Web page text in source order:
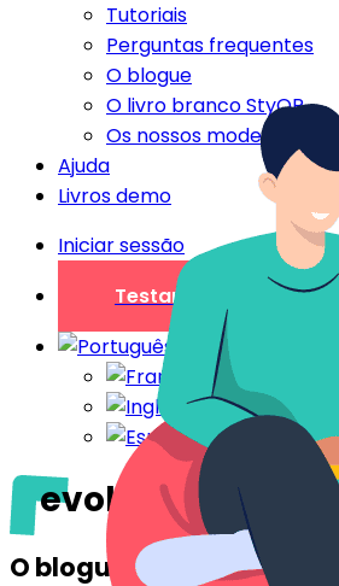
Tutoriais
Perguntas frequentes
O blogue
O livro branco StyQR
Os nossos modelos StyQR
Ajuda
Livros demo
Iniciar sessão
Testar gratuitamente
evolução
O blogue